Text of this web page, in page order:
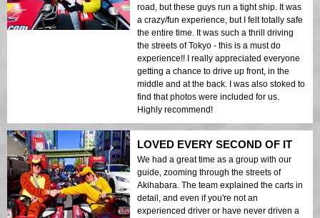
road, but these guys run a tight ship. It was
a crazy/fun experience, but I felt totally safe
the entire time. It was such a thrill driving
the streets of Tokyo - this is a must do
experience!! I really appreciated everyone
getting a chance to drive up front, in the
middle and at the back. I was also stoked to
find that photos were included for us.
Highly recommend!
LOVED EVERY SECOND OF IT
We had a great time as a group with our
guide, zooming through the streets of
Akihabara. The team explained the carts in
detail, and even if you're not an
experienced driver or have never driven a